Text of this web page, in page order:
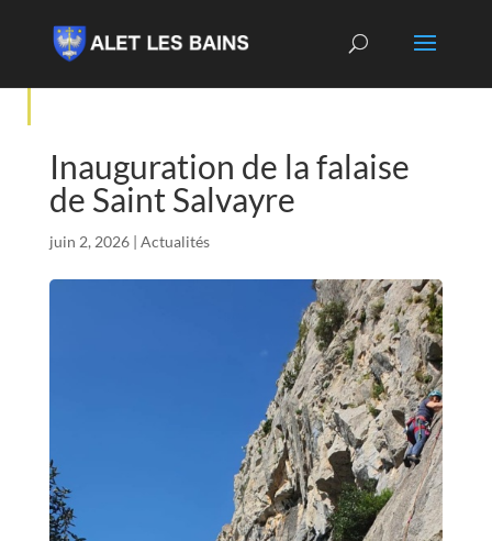
Inauguration de la falaise
de Saint Salvayre
juin 2, 2026| Actualités